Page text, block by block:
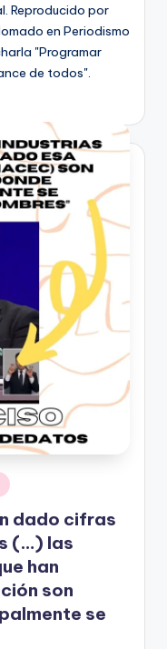
Reproducido por
en Periodismo
"Programar
de todos".
dado cifras
(…) las
han
son
se